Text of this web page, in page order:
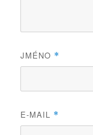
JMÉNO *
E-MAIL *